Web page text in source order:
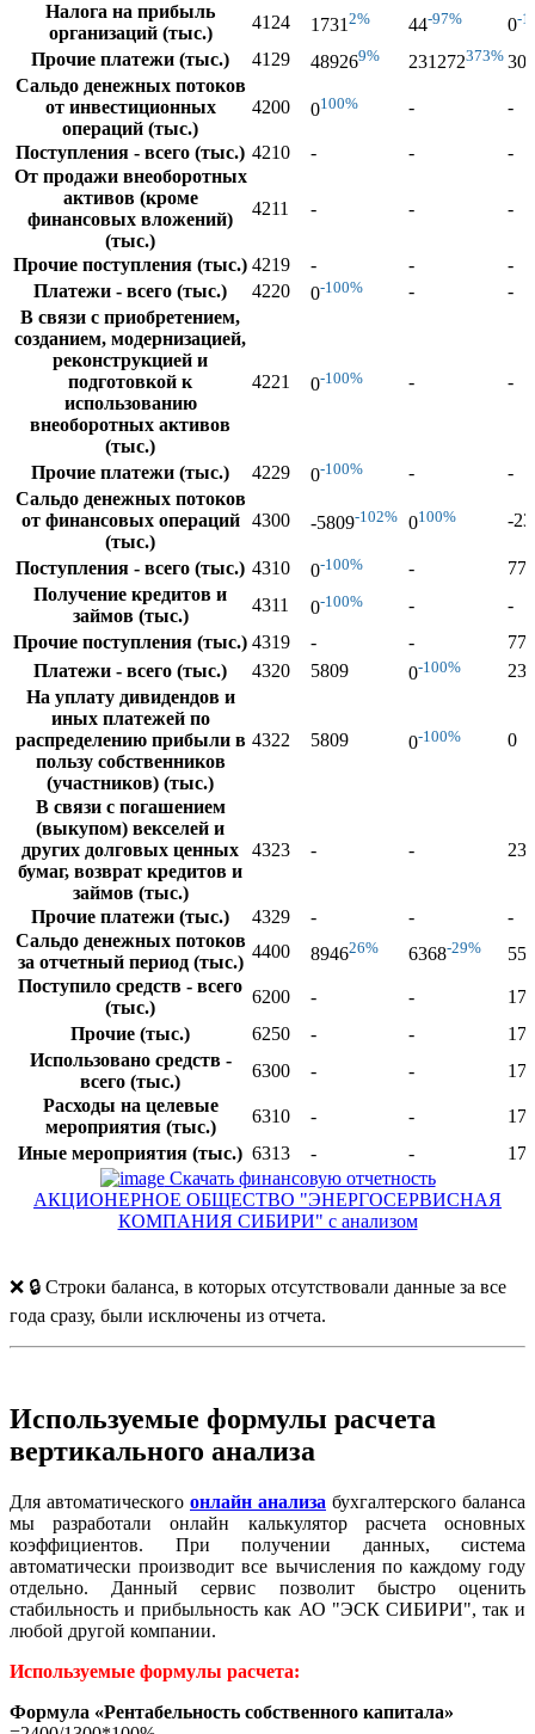
Налога на прибыль
организаций (тыс.)
4124 1731 2% 44-97% 0-
Прочие платежи (тыс.) 4129 489269% 231272373%
Сальдо денежных потоков
от инвестиционных
операций (тыс.)
4200 0100% - -
Поступления - всего (тыс.) 4210 - -
-
От продажи внеоборотных
активов (кроме
финансовых вложений)
(тыс.)
4211 - - -
Прочие поступления (тыс.) 4219 - -
-
Платежи - всего (тыс.)
4220 0-100% -
-
В связи с приобретением,
созданием, модернизацией,
реконструкцией и
подготовкой к
использованию
внеоборотных активов
(тыс.)
4221 0-100% - -
Прочие платежи (тыс.) 4229 0-100% -
-
Сальдо денежных потоков
от финансовых операций
(тыс.)
4300 -5809-102% 0100% -
Поступления - всего (тыс.) 4310 0-100% -
777
Получение кредитов и
займов (тыс.)
4311 0-100% -
-
Прочие поступления (тыс.) 4319 - -
777
Платежи - всего (тыс.)
4320 5809 0-100%
На уплату дивидендов и
иных платежей по
распределению прибыли в
пользу собственников
(участников) (тыс.)
4322 5809 0-100% 0
В связи с погашением
(выкупом) векселей и
других долговых ценных
бумаг, возврат кредитов и
займов (тыс.)
4323 - -
Прочие платежи (тыс.) 4329 - -
-
Сальдо денежных потоков
за отчетный период (тыс.)
4400 894626% 6368-29% 55
Поступило средств - всего
(тыс.)
6200 - -
Прочие (тыс.)
6250 - -
Использовано средств -
всего (тыс.)
6300 - -
Расходы на целевые
мероприятия (тыс.)
6310 - -
Иные мероприятия (тыс.) 6313 - -
Скачать финансовую отчетность
АКЦИОНЕРНОЕ ОБЩЕСТВО "ЭНЕРГОСЕРВИСНАЯ
КОМПАНИЯ СИБИРИ" с анализом
❌ 🔒 Строки баланса, в которых отсутствовали данные за все
года сразу, были исключены из отчета.
Используемые формулы расчета
вертикального анализа
Для автоматического онлайн анализа бухгалтерского баланса
мы разработали онлайн калькулятор расчета основных
коэффициентов. При получении данных, система
автоматически производит все вычисления по каждому году
отдельно. Данный сервис позволит быстро оценить
стабильность и прибыльность как АО "ЭСК СИБИРИ", так и
любой другой компании.
Используемые формулы расчета:
Формула «Рентабельность собственного капитала»